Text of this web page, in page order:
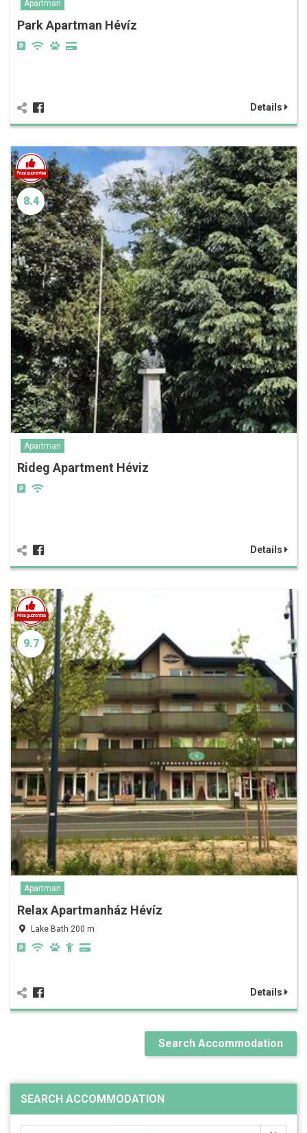
Apartman
Park Apartman Hévíz
Details
8.4
Apartman
Rideg Apartment Héviz
Details
9.7
Apartman
Relax Apartmanház Hévíz
Lake Bath 200 m
Details
Search Accommodation
SEARCH ACCOMMODATION